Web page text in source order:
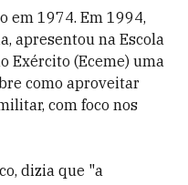
em 1974. Em 1994,
apresentou na Escola
Exército (Eceme) uma
como aproveitar
com foco nos
dizia que "a